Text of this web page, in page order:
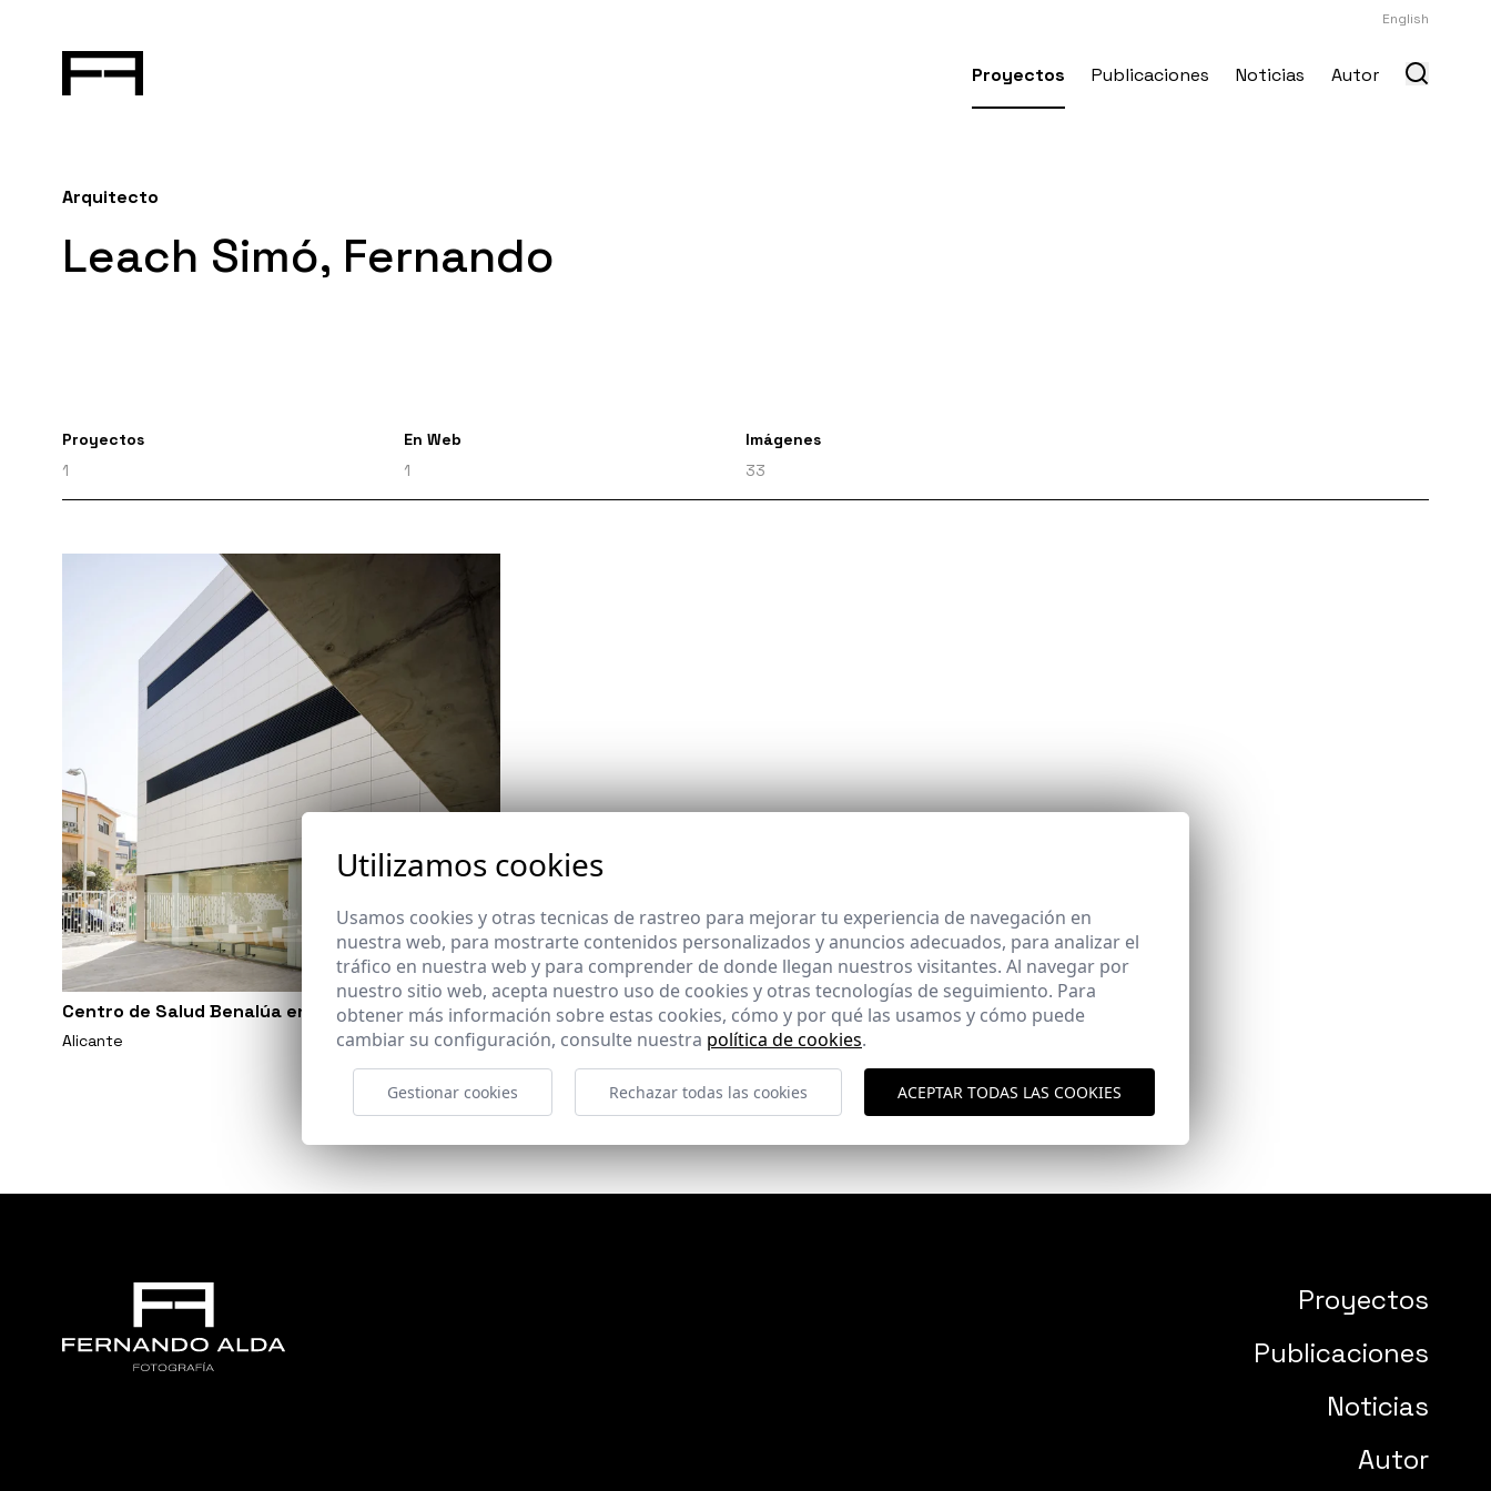
English
Proyectos Publicaciones Noticias Autor
Arquitecto
Leach Simó, Fernando
Proyectos
1
En Web
1
Imágenes
33
Centro de Salud Benalúa en Alicante
Alicante
Proyectos
Publicaciones
Noticias
Autor
Utilizamos cookies
Usamos cookies y otras tecnicas de rastreo para mejorar tu experiencia de navegación en
nuestra web, para mostrarte contenidos personalizados y anuncios adecuados, para analizar el
tráfico en nuestra web y para comprender de donde llegan nuestros visitantes. Al navegar por
nuestro sitio web, acepta nuestro uso de cookies y otras tecnologías de seguimiento. Para
obtener más información sobre estas cookies, cómo y por qué las usamos y cómo puede
cambiar su configuración, consulte nuestra política de cookies.
Gestionar cookies Rechazar todas las cookies ACEPTAR TODAS LAS COOKIES